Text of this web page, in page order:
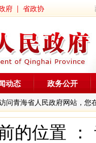
府 | 省政协
问青海省人民政府网站，您
动态 政务公开
的位置 ：